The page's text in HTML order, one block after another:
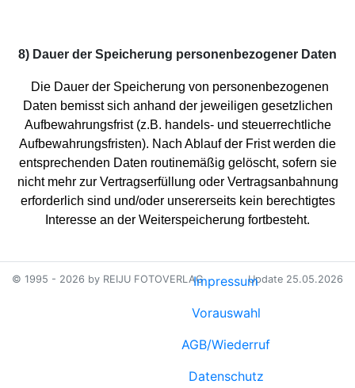
8) Dauer der Speicherung personenbezogener Daten
Die Dauer der Speicherung von personenbezogenen
Daten bemisst sich anhand der jeweiligen gesetzlichen
Aufbewahrungsfrist (z.B. handels- und steuerrechtliche
Aufbewahrungsfristen). Nach Ablauf der Frist werden die
entsprechenden Daten routinemäßig gelöscht, sofern sie
nicht mehr zur Vertragserfüllung oder Vertragsanbahnung
erforderlich sind und/oder unsererseits kein berechtigtes
Interesse an der Weiterspeicherung fortbesteht.
Update 25.05.2026
© 1995 - 2026 by REIJU FOTOVERLAGImpressum
Vorauswahl
AGB/Wiederruf
Datenschutz